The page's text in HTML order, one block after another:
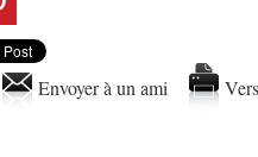
Envoyer à un ami